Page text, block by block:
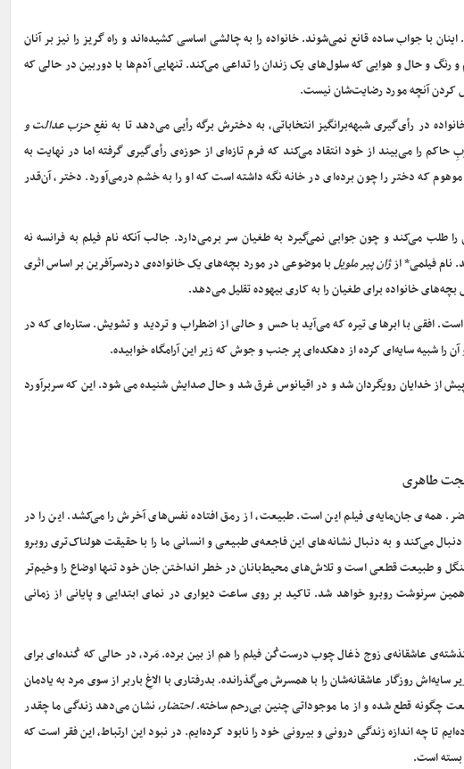
با جواب ساده قانع نمی‌شوند. خانواده را به چالشی اساسی کشیده‌اند و راه گریز را نیز بر آنان
و رنگ و حال و هوایی که سلول‌های یک زندان را تداعی می‌کند. تنهایی آدم‌ها با دوربین در حالی که
کردن آنچه مورد رضایت‌شان نیست.
در رأی‌گیری شبهه‌برانگیز انتخاباتی، به دخترش برگه رأیی می‌دهد تا به نفعِحزب عدالت و
را می‌بیند از خود انتقاد می‌کند که فرم تازه‌ای از حوزه‌ی رأی‌گیری گرفته اما در نهایت به
که دختر را چون برده‌ای در خانه نگه داشته است که او را به خشم در‌می‌آورد. دختر، آن‌قدر
طلب می‌کند و چون جوابی نمی‌گیرد به طغیان سر برمی‌دارد. جالب آنکه نام فیلم به فرانسه نه
نام فیلمی* ازژان پیر ملویلبا موضوعی در مورد بچه‌های یک خانواده‌ی دردسرآفرین بر اساس اثری
بچه‌های خانواده برای طغیان را به کاری بیهوده تقلیل می‌دهد.
افقی با ابرهای تیره که می‌آید با حس و حالی از اضطراب و تردید و تشویش. ستاره‌ای که در
شبیه سایه‌ای کرده از دهکده‌ای پر جنب و جوش که زیر این آرامگاه خوابیده.
از خدایان رویگردان شد و در اقیانوس غرق شد و حال صدایش شنیده می شود. این که سربرآورد
حجت طاهری
همه‌ی جان‌مایه‌ی فیلم این است. طبیعت، از رمق افتاده نفس‌های آخرش را می‌کشد. این را در
می‌کند و به دنبال نشانه‌های این فاجعه‌ی طبیعی و انسانی ما را با حقیقت هولناک‌تری روبرو
و طبیعت قطعی است و تلاش‌های محیط‌بانان در خطر انداختن جان خود تنها اوضاع را وخیم‌تر
سرنوشت روبرو خواهد شد. تاکید بر روی ساعت دیواری در نمای ابتدایی و پایانی از زمانی
عاشقانه‌ی زوج ذغال چوب درست‌کُن فیلم را هم از بین برده. مَرد، در حالی که کُنده‌ای برای
روزگار عاشقانه‌شان را با همسرش می‌گذرانده. بدرفتاری با الاغِ باربر از سوی مرد به یادمان
چگونه قطع شده و از ما موجوداتی چنین بی‌رحم ساخته.احتضار،نشان می‌دهد زندگی ما چقدر
تا چه اندازه زندگی درونی و بیرونی خود را نابود کرده‌ایم. در نبود این ارتباط، این فقر است که
بسته است.